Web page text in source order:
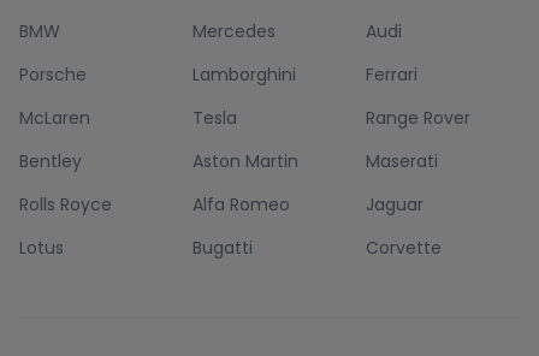
BMW Mercedes
Audi
Porsche
Lamborghini
Ferrari
McLaren
Tesla
Range Rover
Bentley
Aston Martin
Maserati
Rolls Royce
Alfa Romeo
Jaguar
Lotus
Bugatti Corvette